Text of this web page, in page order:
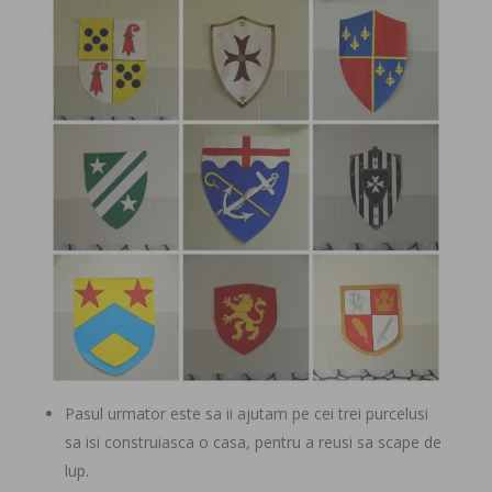
Pasul urmator este sa ii ajutam pe cei trei purcelusi
sa isi construiasca o casa, pentru a reusi sa scape de
lup.